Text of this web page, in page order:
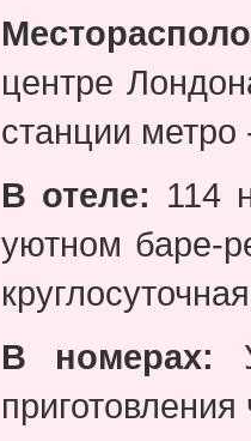
центре
станции
В отеле: 114
уютном баре-
В номерах: